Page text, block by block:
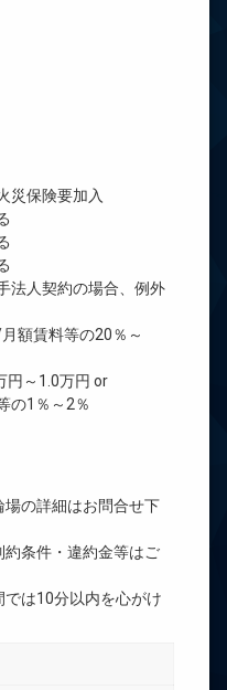
保険要加入
人契約の場合、例外
賃料等の20％～
～1.0万円 or
1％～2％
の詳細はお問合せ下
条件・違約金等はご
は10分以内を心がけ